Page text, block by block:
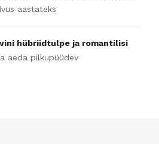
aastateks
hübriidtulpe ja romantilisi
aeda pilkupüüdev